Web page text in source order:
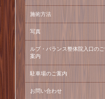
施術方法
写真
ルブ・バランス整体院入口のご
案内
駐車場のご案内
お問い合わせ